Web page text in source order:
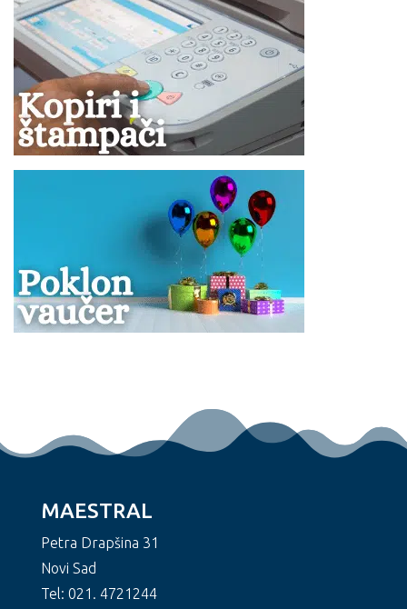
MAESTRAL
Petra Drapšina 31
Novi Sad
Tel: 021. 4721244